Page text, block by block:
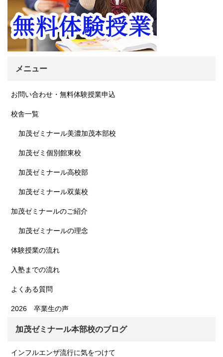
メニュー
お問い合わせ・無料体験授業申込
校舎一覧
加茂ゼミナール美濃加茂本部校
加茂ゼミ個別館東校
加茂ゼミナール高校部
加茂ゼミナール双葉校
加茂ゼミナールのご紹介
加茂ゼミナールの理念
体験授業の流れ
入塾までの流れ
よくある質問
2026 卒業生の声
加茂ゼミナール本部校のブログ
インフルエンザ流行に気をつけて